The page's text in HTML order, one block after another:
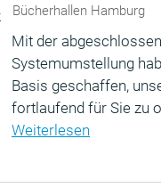
Bücherhallen Hamburg
Mit der
Systemumstellung
Basis geschaffen,
fortlaufend für Sie zu
Weiterlesen